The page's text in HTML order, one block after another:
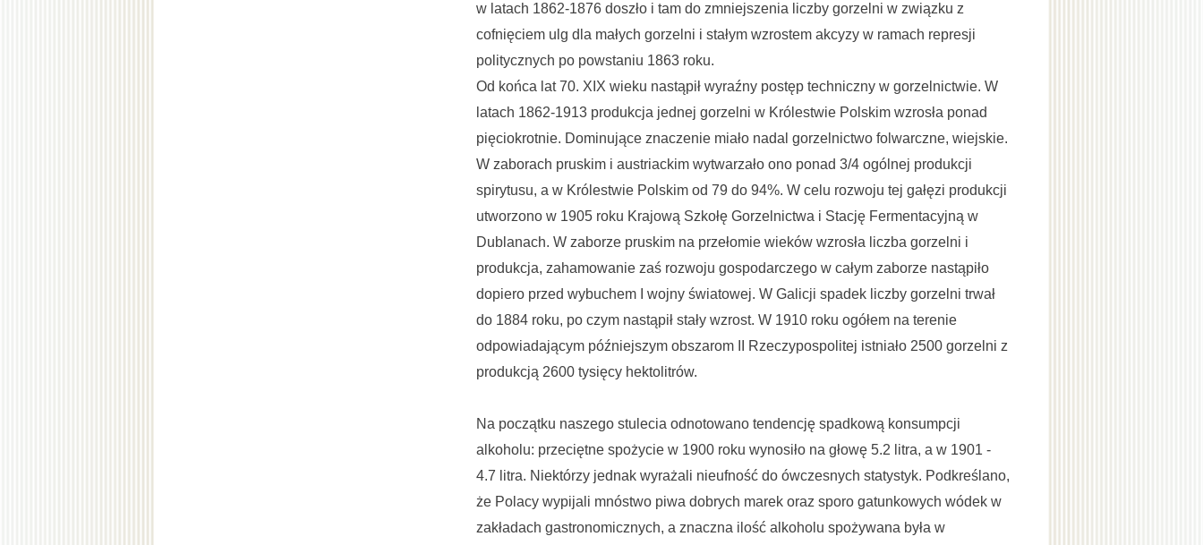
w latach 1862-1876 doszło i tam do zmniejszenia liczby gorzelni w związku z
cofnięciem ulg dla małych gorzelni i stałym wzrostem akcyzy w ramach represji
politycznych po powstaniu 1863 roku.
Od końca lat 70. XIX wieku nastąpił wyraźny postęp techniczny w gorzelnictwie. W
latach 1862-1913 produkcja jednej gorzelni w Królestwie Polskim wzrosła ponad
pięciokrotnie. Dominujące znaczenie miało nadal gorzelnictwo folwarczne, wiejskie.
W zaborach pruskim i austriackim wytwarzało ono ponad 3/4 ogólnej produkcji
spirytusu, a w Królestwie Polskim od 79 do 94%. W celu rozwoju tej gałęzi produkcji
utworzono w 1905 roku Krajową Szkołę Gorzelnictwa i Stację Fermentacyjną w
Dublanach. W zaborze pruskim na przełomie wieków wzrosła liczba gorzelni i
produkcja, zahamowanie zaś rozwoju gospodarczego w całym zaborze nastąpiło
dopiero przed wybuchem I wojny światowej. W Galicji spadek liczby gorzelni trwał
do 1884 roku, po czym nastąpił stały wzrost. W 1910 roku ogółem na terenie
odpowiadającym późniejszym obszarom II Rzeczypospolitej istniało 2500 gorzelni z
produkcją 2600 tysięcy hektolitrów.
Na początku naszego stulecia odnotowano tendencję spadkową konsumpcji
alkoholu: przeciętne spożycie w 1900 roku wynosiło na głowę 5.2 litra, a w 1901 -
4.7 litra. Niektórzy jednak wyrażali nieufność do ówczesnych statystyk. Podkreślano,
że Polacy wypijali mnóstwo piwa dobrych marek oraz sporo gatunkowych wódek w
zakładach gastronomicznych, a znaczna ilość alkoholu spożywana była w